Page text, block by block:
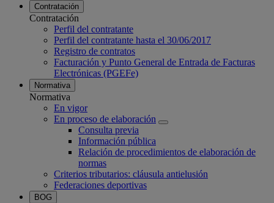
Contratación
Contratación
Perfil del contratante
Perfil del contratante hasta el 30/06/2017
Registro de contratos
Facturación y Punto General de Entrada de Facturas
Electrónicas (PGEFe)
Normativa
Normativa
En vigor
En proceso de elaboración
Consulta previa
Información pública
Relación de procedimientos de elaboración de
normas
Criterios tributarios: cláusula antielusión
Federaciones deportivas
BOG